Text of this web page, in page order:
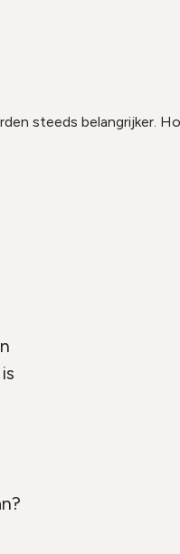
steeds belangrijker.